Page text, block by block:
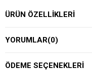
ÜRÜN ÖZELLIKLERI
YORUMLAR(0)
ÖDEME SEÇENEKLERI